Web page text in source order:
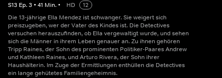
S13 Ep.3 • 41 Min. • HD
12
Die 13-jährige Ella Mendez ist schwanger. Sie weigert sich
preiszugeben, wer der Vater des Kindes ist. Die Detectives
versuchen herauszufinden, ob Ella vergewaltigt wurde, und sehen
sich die Männer in ihrem Leben genauer an. Zu ihnen gehören
Tripp Raines, der Sohn des prominenten Politiker-Paares Andrew
und Kathleen Raines, und Arturo Rivera, der Sohn ihrer
Haushälterin. Im Zuge der Ermittlungen enthüllen die Detectives
ein lange gehütetes Familiengeheimnis.